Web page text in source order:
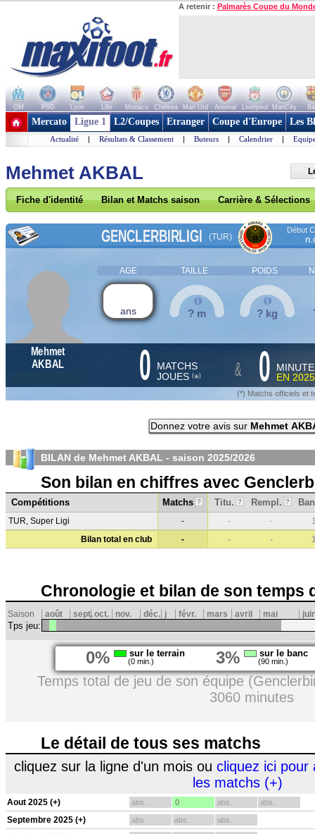
A retenir : Palmarès Coupe du
OM PSG Lyon Lille Monaco Chelsea Man Utd Arsenal Liverpool ManCity
+ de clubs
Mercato Ligue 1 L2/Coupes Etranger Coupe d'Europe Les
Actualité | Résultats & Classement | Buteurs | Calendrier |
Mehmet AKBAL
Fiche d'identité Bilan et Matchs saison Carrière & Sélections
GENCLERBIRLIGI (TUR)
Début
AGE TAILLE POIDS
ans ? m ? kg
Mehmet
AKBAL
0 MATCHS
JOUES (*) & 0
EN
(*) Matchs officiels et
Donnez votre avis sur Mehmet
BILAN de Mehmet AKBAL - saison 2025/2026
Son bilan en chiffres avec
Compétitions Matchs ? Titu. ? Rempl. ?
TUR, Super Ligi - - -
Bilan total en club
- - -
Chronologie et bilan de son temps
Saison août sept.oct. nov. déc. j févr. mars avril mai
Tps jeu:
0% sur le terrain
(0 min.) 3% sur le banc
(90 min.)
Temps total de jeu de son équipe
3060 minutes
Le détail de tous ses matchs
cliquez sur la ligne d'un mois ou cliquez ici pour
les matchs (+)
Aout 2025 (+) abs. 0 abs. abs.
Septembre 2025 (+) abs. abs. abs.